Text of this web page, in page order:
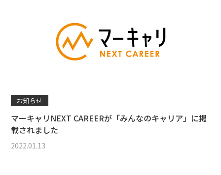
お知らせ
マーキャリNEXT CAREERが「みんなのキャリア」に掲
載されました
2022.01.13